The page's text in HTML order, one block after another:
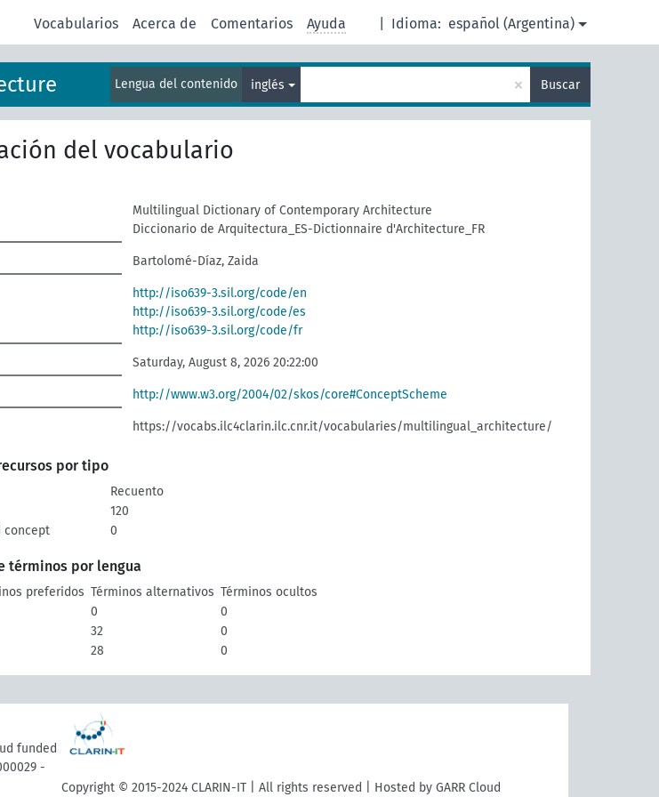
Idioma: español (Argentina)
Vocabularios Acerca de Comentarios Ayuda
Lengua del contenido inglés × Buscar
del vocabulario
Multilingual Dictionary of Contemporary Architecture
Diccionario de Arquitectura_ES-Dictionnaire d'Architecture_FR
Bartolomé-Díaz, Zaida
http://iso639-3.sil.org/code/en
http://iso639-3.sil.org/code/es
http://iso639-3.sil.org/code/fr
Saturday, August 8, 2026 20:22:00
http://www.w3.org/2004/02/skos/core#ConceptScheme
https://vocabs.ilc4clarin.ilc.cnr.it/vocabularies/multilingual_architecture/
por tipo
Recuento
120
concept
0
términos por lengua
preferidos Términos alternativos Términos ocultos
0
0
32
0
28 0
funded
-
Copyright © 2015-2024 CLARIN-IT | All rights reserved | Hosted by GARR Cloud